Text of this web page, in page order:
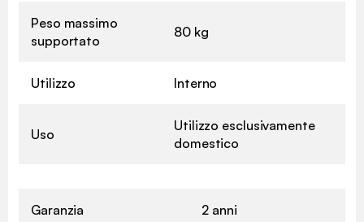
Peso massimo
supportato
80 kg
Utilizzo Interno
Uso
Utilizzo esclusivamente
domestico
Garanzia 2 anni